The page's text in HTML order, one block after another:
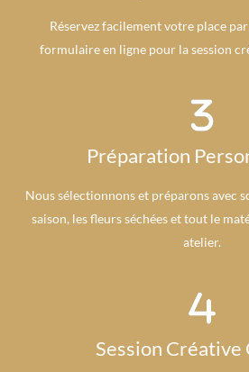
Réservez facilement votre place
formulaire en ligne pour la session
Préparation
Nous sélectionnons et préparons avec
saison, les fleurs séchées et tout le
atelier.
Session Créative